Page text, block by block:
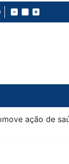
ação de